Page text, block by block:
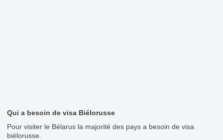
Qui a besoin de visa Biélorusse
Pour visiter le Bélarus la majorité des pays a besoin de visa
biélorusse.